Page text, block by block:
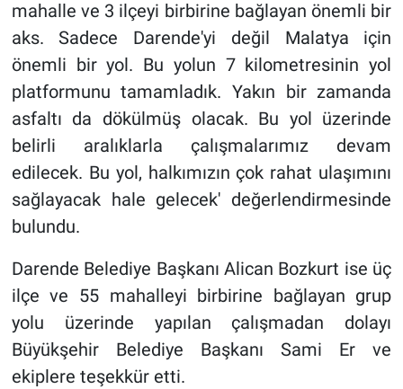
mahalle ve 3 ilçeyi birbirine bağlayan önemli bir
aks. Sadece Darende'yi değil Malatya için
önemli bir yol. Bu yolun 7 kilometresinin yol
platformunu tamamladık. Yakın bir zamanda
asfaltı da dökülmüş olacak. Bu yol üzerinde
belirli aralıklarla çalışmalarımız devam
edilecek. Bu yol, halkımızın çok rahat ulaşımını
sağlayacak hale gelecek' değerlendirmesinde
bulundu.
Darende Belediye Başkanı Alican Bozkurt ise üç
ilçe ve 55 mahalleyi birbirine bağlayan grup
yolu üzerinde yapılan çalışmadan dolayı
Büyükşehir Belediye Başkanı Sami Er ve
ekiplere teşekkür etti.